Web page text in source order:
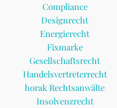
Compliance
Designrecht
Energierecht
Fixmarke
Gesellschaftsrecht
Handelsvertreterrecht
horak Rechtsanwälte
Insolvenzrecht